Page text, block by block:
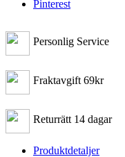
Pinterest
Personlig Service
Fraktavgift 69kr
Returrätt 14 dagar
Produktdetaljer